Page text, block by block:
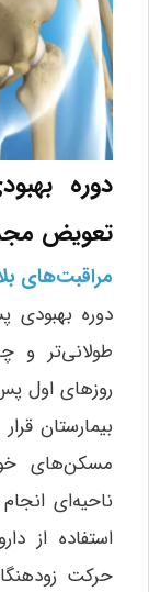
دوره
تعویض
مراقبت‌های
دوره
طولانی‌تر و
روزهای اول
بیمارستان
مسکن‌های
ناحیه‌ای
استفاده از
حرکت